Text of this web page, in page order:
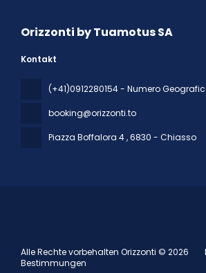
Orizzonti by Tuamotus SA
Kontakt
(+41)0912280154 - Numero
booking@orizzonti.to
Piazza Boffalora 4, 6830 - Chiasso
Alle Rechte vorbehalten Orizzonti © 2026
Bestimmungen